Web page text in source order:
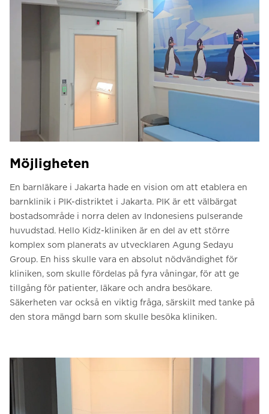
Möjligheten
En barnläkare i Jakarta hade en vision om att etablera en
barnklinik i PIK-distriktet i Jakarta. PIK är ett välbärgat
bostadsområde i norra delen av Indonesiens pulserande
huvudstad. Hello Kidz-kliniken är en del av ett större
komplex som planerats av utvecklaren Agung Sedayu
Group. En hiss skulle vara en absolut nödvändighet för
kliniken, som skulle fördelas på fyra våningar, för att ge
tillgång för patienter, läkare och andra besökare.
Säkerheten var också en viktig fråga, särskilt med tanke på
den stora mängd barn som skulle besöka kliniken.